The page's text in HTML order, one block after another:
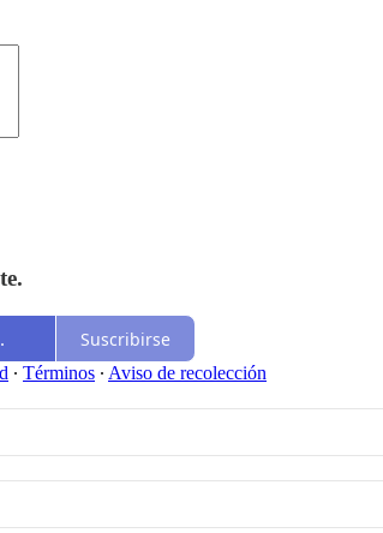
Suscribirse
∙ Términos ∙ Aviso de recolección